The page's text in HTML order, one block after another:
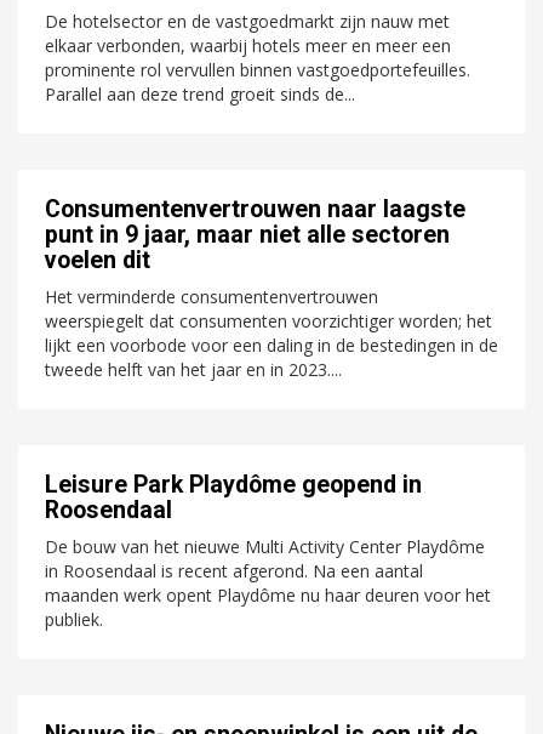
De hotelsector en de vastgoedmarkt zijn nauw met
elkaar verbonden, waarbij hotels meer en meer een
prominente rol vervullen binnen vastgoedportefeuilles.
Parallel aan deze trend groeit sinds de...
Consumentenvertrouwen naar laagste
punt in 9 jaar, maar niet alle sectoren
voelen dit
Het verminderde consumentenvertrouwen
weerspiegelt dat consumenten voorzichtiger worden; het
lijkt een voorbode voor een daling in de bestedingen in de
tweede helft van het jaar en in 2023....
Leisure Park Playdôme geopend in
Roosendaal
De bouw van het nieuwe Multi Activity Center Playdôme
in Roosendaal is recent afgerond. Na een aantal
maanden werk opent Playdôme nu haar deuren voor het
publiek.